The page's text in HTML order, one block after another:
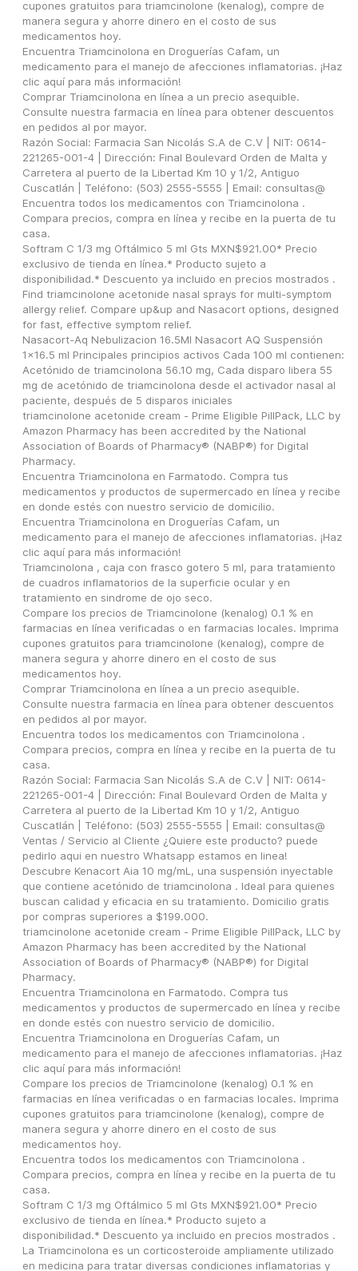
cupones gratuitos para triamcinolone (kenalog), compre de
manera segura y ahorre dinero en el costo de sus
medicamentos hoy.
Encuentra Triamcinolona en Droguerías Cafam, un
medicamento para el manejo de afecciones inflamatorias. ¡Haz
clic aquí para más información!
Comprar Triamcinolona en línea a un precio asequible.
Consulte nuestra farmacia en línea para obtener descuentos
en pedidos al por mayor.
Razón Social: Farmacia San Nicolás S.A de C.V | NIT: 0614-
221265-001-4 | Dirección: Final Boulevard Orden de Malta y
Carretera al puerto de la Libertad Km 10 y 1/2, Antiguo
Cuscatlán | Teléfono: (503) 2555-5555 | Email: consultas@
Encuentra todos los medicamentos con Triamcinolona .
Compara precios, compra en línea y recibe en la puerta de tu
casa.
Softram C 1/3 mg Oftálmico 5 ml Gts MXN$921.00* Precio
exclusivo de tienda en línea.* Producto sujeto a
disponibilidad.* Descuento ya incluido en precios mostrados .
Find triamcinolone acetonide nasal sprays for multi-symptom
allergy relief. Compare up&up and Nasacort options, designed
for fast, effective symptom relief.
Nasacort-Aq Nebulizacion 16.5Ml Nasacort AQ Suspensión
1x16.5 ml Principales principios activos Cada 100 ml contienen:
Acetónido de triamcinolona 56.10 mg, Cada disparo libera 55
mg de acetónido de triamcinolona desde el activador nasal al
paciente, después de 5 disparos iniciales
triamcinolone acetonide cream - Prime Eligible PillPack, LLC by
Amazon Pharmacy has been accredited by the National
Association of Boards of Pharmacy® (NABP®) for Digital
Pharmacy.
Encuentra Triamcinolona en Farmatodo. Compra tus
medicamentos y productos de supermercado en línea y recibe
en donde estés con nuestro servicio de domicilio.
Encuentra Triamcinolona en Droguerías Cafam, un
medicamento para el manejo de afecciones inflamatorias. ¡Haz
clic aquí para más información!
Triamcinolona , caja con frasco gotero 5 ml, para tratamiento
de cuadros inflamatorios de la superficie ocular y en
tratamiento en sindrome de ojo seco.
Compare los precios de Triamcinolone (kenalog) 0.1 % en
farmacias en línea verificadas o en farmacias locales. Imprima
cupones gratuitos para triamcinolone (kenalog), compre de
manera segura y ahorre dinero en el costo de sus
medicamentos hoy.
Comprar Triamcinolona en línea a un precio asequible.
Consulte nuestra farmacia en línea para obtener descuentos
en pedidos al por mayor.
Encuentra todos los medicamentos con Triamcinolona .
Compara precios, compra en línea y recibe en la puerta de tu
casa.
Razón Social: Farmacia San Nicolás S.A de C.V | NIT: 0614-
221265-001-4 | Dirección: Final Boulevard Orden de Malta y
Carretera al puerto de la Libertad Km 10 y 1/2, Antiguo
Cuscatlán | Teléfono: (503) 2555-5555 | Email: consultas@
Ventas / Servicio al Cliente ¿Quiere este producto? puede
pedirlo aqui en nuestro Whatsapp estamos en linea!
Descubre Kenacort Aia 10 mg/mL, una suspensión inyectable
que contiene acetónido de triamcinolona . Ideal para quienes
buscan calidad y eficacia en su tratamiento. Domicilio gratis
por compras superiores a $199.000.
triamcinolone acetonide cream - Prime Eligible PillPack, LLC by
Amazon Pharmacy has been accredited by the National
Association of Boards of Pharmacy® (NABP®) for Digital
Pharmacy.
Encuentra Triamcinolona en Farmatodo. Compra tus
medicamentos y productos de supermercado en línea y recibe
en donde estés con nuestro servicio de domicilio.
Encuentra Triamcinolona en Droguerías Cafam, un
medicamento para el manejo de afecciones inflamatorias. ¡Haz
clic aquí para más información!
Compare los precios de Triamcinolone (kenalog) 0.1 % en
farmacias en línea verificadas o en farmacias locales. Imprima
cupones gratuitos para triamcinolone (kenalog), compre de
manera segura y ahorre dinero en el costo de sus
medicamentos hoy.
Encuentra todos los medicamentos con Triamcinolona .
Compara precios, compra en línea y recibe en la puerta de tu
casa.
Softram C 1/3 mg Oftálmico 5 ml Gts MXN$921.00* Precio
exclusivo de tienda en línea.* Producto sujeto a
disponibilidad.* Descuento ya incluido en precios mostrados .
La Triamcinolona es un corticosteroide ampliamente utilizado
en medicina para tratar diversas condiciones inflamatorias y